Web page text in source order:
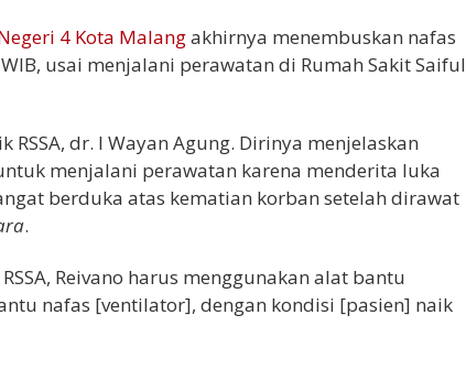
4 Kota Malangakhirnya menembuskan nafas
usai menjalani perawatan di Rumah Sakit Saiful
dr. I Wayan Agung. Dirinya menjelaskan
menjalani perawatan karena menderita luka
berduka atas kematian korban setelah dirawat
.
Reivano harus menggunakan alat bantu
nafas [ventilator], dengan kondisi [pasien] naik